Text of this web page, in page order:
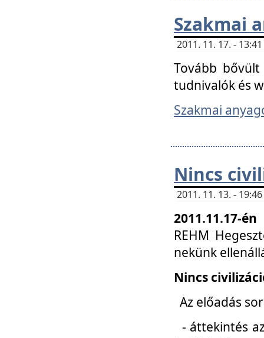
Szakmai
2011. 11. 17. -
Tovább bővült
tudnivalók és
Szakmai
Nincs
2011. 11. 13. -
2011.11.17-
REHM
nekünk
Nincs
Az előadás
- áttekintés